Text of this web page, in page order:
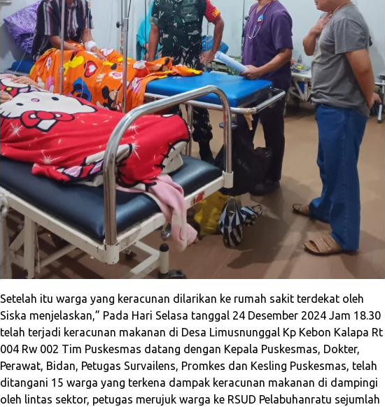
Setelah itu warga yang keracunan dilarikan ke rumah sakit terdekat oleh
Siska menjelaskan,” Pada Hari Selasa tanggal 24 Desember 2024 Jam 18.30
telah terjadi keracunan makanan di Desa Limusnunggal Kp Kebon Kalapa Rt
004 Rw 002 Tim Puskesmas datang dengan Kepala Puskesmas, Dokter,
Perawat, Bidan, Petugas Survailens, Promkes dan Kesling Puskesmas, telah
ditangani 15 warga yang terkena dampak keracunan makanan di dampingi
oleh lintas sektor, petugas merujuk warga ke RSUD Pelabuhanratu sejumlah